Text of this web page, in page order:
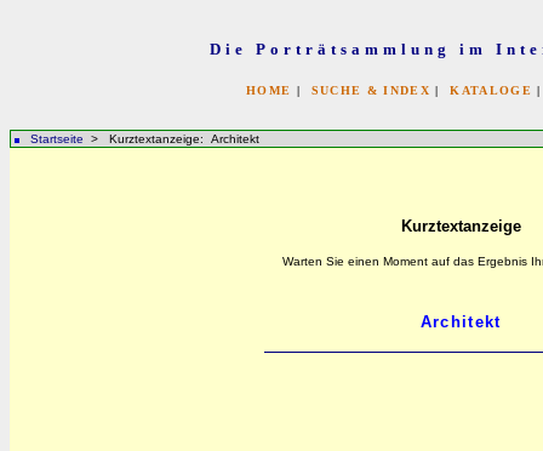
Die Porträtsammlung im
HOME | SUCHE & INDEX |KATALOGE
Startseite > Kurztextanzeige: Architekt
Kurztextanzeige
Warten Sie einen Moment auf das Ergebnis